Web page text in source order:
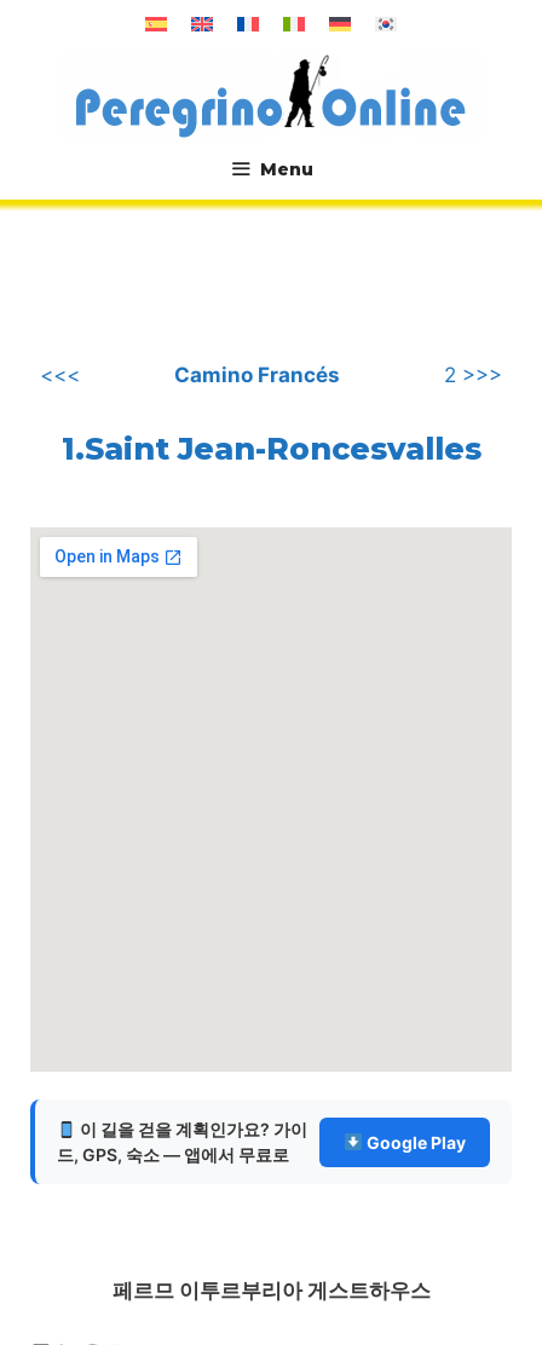
뛰
Menu
.
<<< Camino Francés 2 >>>
1.Saint Jean-Roncesvalles
이 길을 걷을 계획인가요? 가이
드, GPS, 숙소 — 앱에서 무료로
Google Play
페르므 이투르부리아 게스트하우스